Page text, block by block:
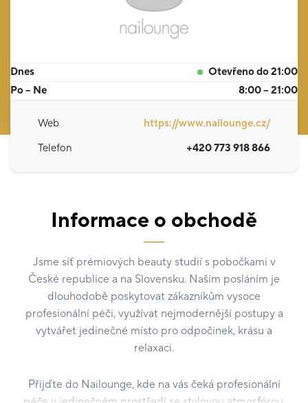
Dnes
Otevřeno do 21:00
Po – Ne
8:00 – 21:00
Web
https://www.nailounge.cz/
Telefon
+420 773 918 866
Informace o obchodě
Jsme síť prémiových beauty studií s pobočkami v
České republice a na Slovensku. Naším posláním je
dlouhodobě poskytovat zákazníkům vysoce
profesionální péči, využívat nejmodernější postupy a
vytvářet jedinečné místo pro odpočinek, krásu a
relaxaci.
Přijďte do Nailounge, kde na vás čeká profesionální